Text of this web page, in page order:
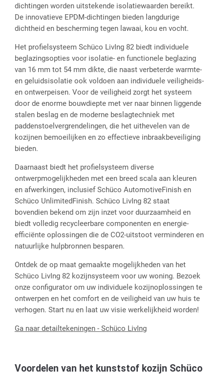
dichtingen worden uitstekende isolatiewaarden bereikt.
De innovatieve EPDM-dichtingen bieden langdurige
dichtheid en bescherming tegen lawaai, kou en vocht.
Het profielsysteem Schüco LivIng 82 biedt individuele
beglazingsopties voor isolatie- en functionele beglazing
van 16 mm tot 54 mm dikte, die naast verbeterde warmte-
en geluidsisolatie ook voldoen aan individuele veiligheids-
en ontwerpeisen. Voor de veiligheid zorgt het systeem
door de enorme bouwdiepte met ver naar binnen liggende
stalen beslag en de moderne beslagtechniek met
paddenstoelvergrendelingen, die het uithevelen van de
kozijnen bemoeilijken en zo effectieve inbraakbeveiliging
bieden.
Daarnaast biedt het profielsysteem diverse
ontwerpmogelijkheden met een breed scala aan kleuren
en afwerkingen, inclusief Schüco AutomotiveFinish en
Schüco UnlimitedFinish. Schüco LivIng 82 staat
bovendien bekend om zijn inzet voor duurzaamheid en
biedt volledig recycleerbare componenten en energie-
efficiënte oplossingen die de CO2-uitstoot verminderen en
natuurlijke hulpbronnen besparen.
Ontdek de op maat gemaakte mogelijkheden van het
Schüco LivIng 82 kozijnsysteem voor uw woning. Bezoek
onze configurator om uw individuele kozijnoplossingen te
ontwerpen en het comfort en de veiligheid van uw huis te
verhogen. Start nu en laat uw visie werkelijkheid worden!
Ga naar detailtekeningen - Schüco LivIng
Voordelen van het kunststof kozijn Schüco